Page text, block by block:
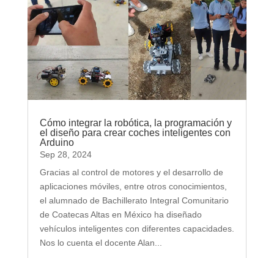
Cómo integrar la robótica, la programación y
el diseño para crear coches inteligentes con
Arduino
Sep 28, 2024
Gracias al control de motores y el desarrollo de
aplicaciones móviles, entre otros conocimientos,
el alumnado de Bachillerato Integral Comunitario
de Coatecas Altas en México ha diseñado
vehículos inteligentes con diferentes capacidades.
Nos lo cuenta el docente Alan...